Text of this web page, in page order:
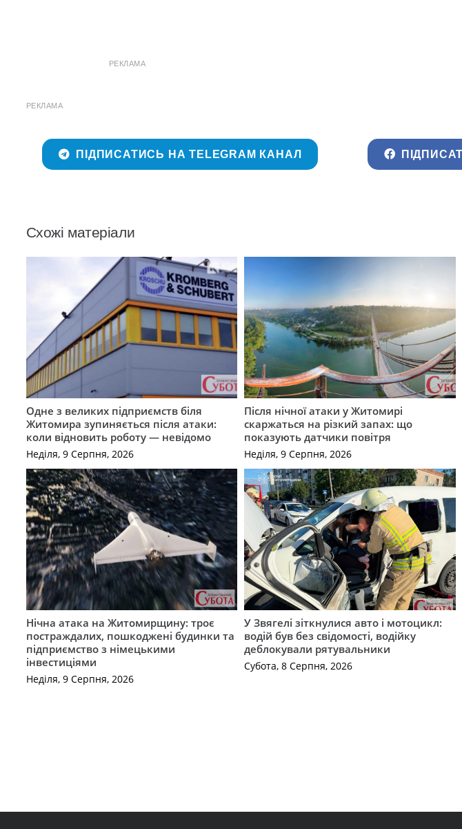
РЕКЛАМА
РЕКЛАМА
ПІДПИСАТИСЬ НА TELEGRAM КАНАЛ
Схожі матеріали
Одне з великих підприємств біля
Житомира зупиняється після атаки:
коли відновить роботу — невідомо
Неділя, 9 Серпня, 2026
Після нічної атаки у Житомирі
скаржаться на різкий запах: що
показують датчики повітря
Неділя, 9 Серпня, 2026
Нічна атака на Житомирщину: троє
постраждалих, пошкоджені будинки та
підприємство з німецькими
інвестиціями
Неділя, 9 Серпня, 2026
У Звягелі зіткнулися авто і мотоцикл:
водій був без свідомості, водійку
деблокували рятувальники
Субота, 8 Серпня, 2026